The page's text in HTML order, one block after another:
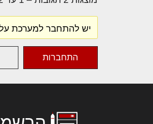
יש להתחבר למערכת
התחברות